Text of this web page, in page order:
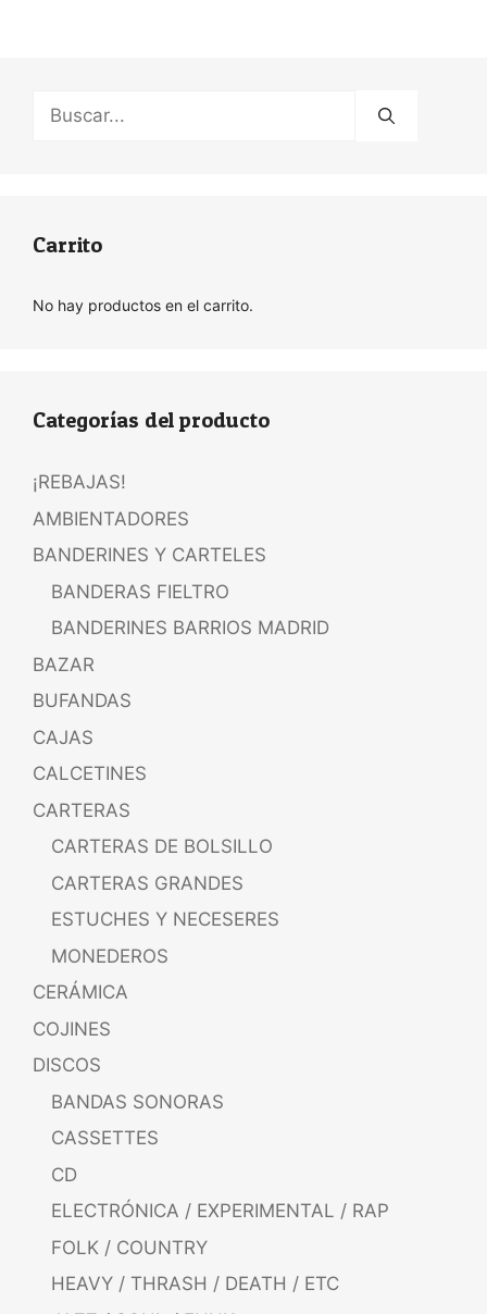
Buscar:
Carrito
No hay productos en el carrito.
Categorías del producto
¡REBAJAS!
AMBIENTADORES
BANDERINES Y CARTELES
BANDERAS FIELTRO
BANDERINES BARRIOS MADRID
BAZAR
BUFANDAS
CAJAS
CALCETINES
CARTERAS
CARTERAS DE BOLSILLO
CARTERAS GRANDES
ESTUCHES Y NECESERES
MONEDEROS
CERÁMICA
COJINES
DISCOS
BANDAS SONORAS
CASSETTES
CD
ELECTRÓNICA / EXPERIMENTAL / RAP
FOLK / COUNTRY
HEAVY / THRASH / DEATH / ETC